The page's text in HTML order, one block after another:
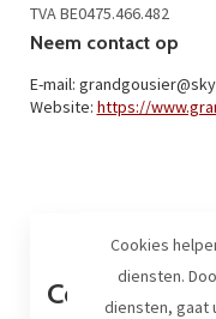
TVA BE0475.466.482
Neem contact op
E-mail:
Website: https://
Contact
Cookies
diensten.
diensten, gaat